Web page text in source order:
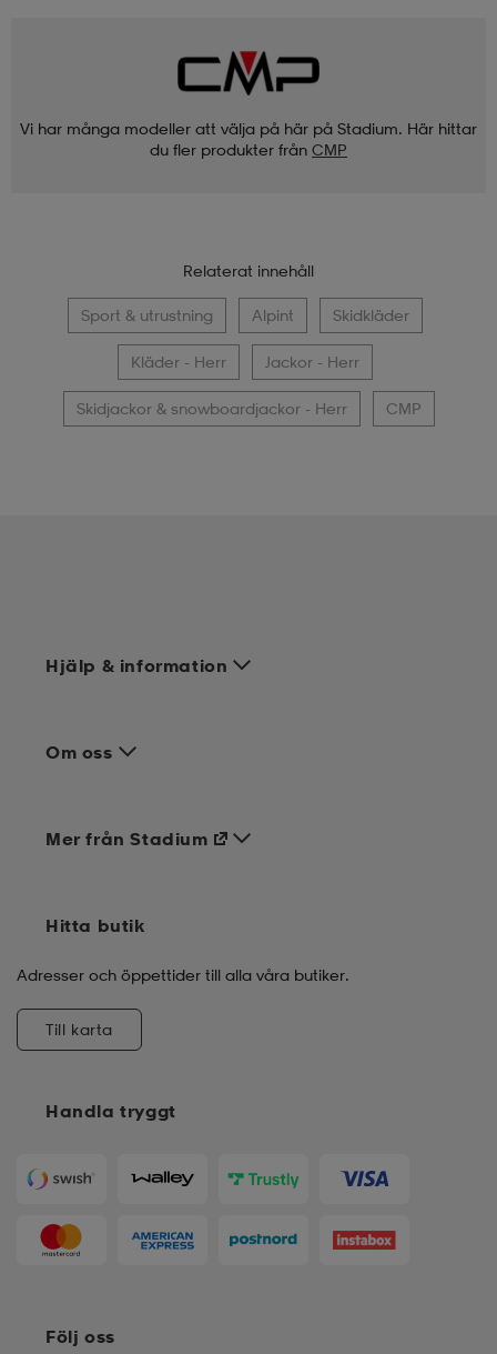
Vi har många modeller att välja på här på Stadium. Här hittar
du fler produkter från CMP
Relaterat innehåll
Sport & utrustning Alpint Skidkläder
Kläder - Herr Jackor - Herr
Skidjackor & snowboardjackor - Herr CMP
Hjälp & information
Om oss
Handla tryggt
Mer från Stadium
Hitta butik
Adresser och öppettider till alla våra butiker.
Till karta
Följ oss